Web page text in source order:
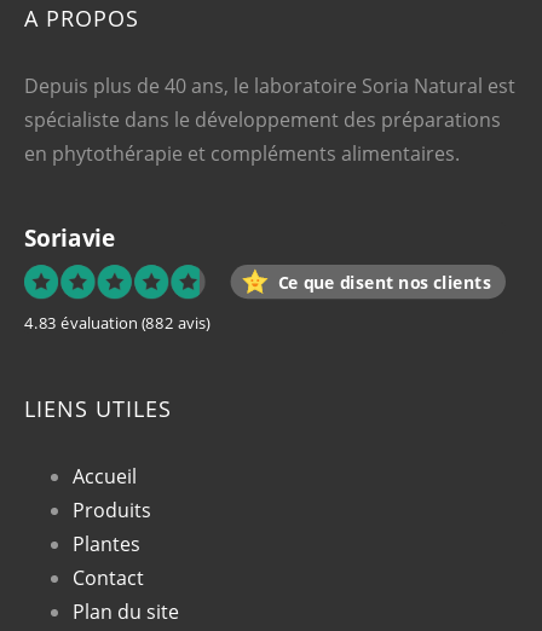
A PROPOS
Depuis plus de 40 ans, le laboratoire Soria Natural est
spécialiste dans le développement des préparations
en phytothérapie et compléments alimentaires.
Soriavie
Ce que disent nos clients
4.83 évaluation (882 avis)
LIENS UTILES
Accueil
Produits
Plantes
Contact
Plan du site